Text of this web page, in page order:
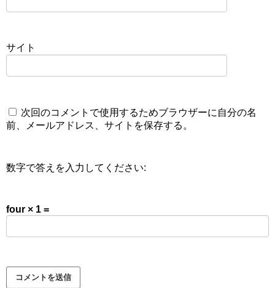
サイト
次回のコメントで使用するためブラウザーに自分の名
前、メールアドレス、サイトを保存する。
数字で答えを入力してください:
four × 1 =